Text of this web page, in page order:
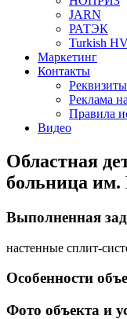
JARN
РАТЭК
Turkish
Маркетинг
Контакты
Реклама
Правила
Видео
Областная
больница
Выполненная
настенные сплит-
Особенности
Фото объекта и